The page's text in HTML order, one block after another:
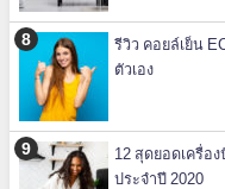
รีวิว คอยล์เย็น
ตัวเอง
12 สุดยอดเครื่อ
ประจำปี 2020